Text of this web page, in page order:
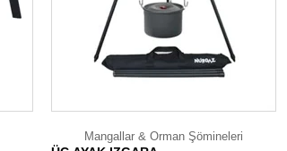
Mangallar & Orman Şömineleri